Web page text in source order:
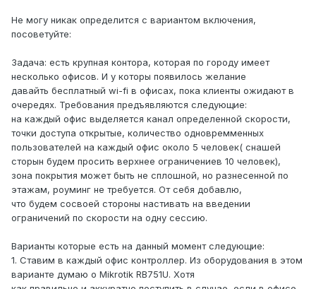
Не могу никак определится с вариантом включения,
посоветуйте:
Задача: есть крупная контора, которая по городу имеет
несколько офисов. И у которы появилось желание
давайть бесплатный wi-fi в офисах, пока клиенты ожидают в
очередях. Требования предъявляются следующие:
на каждый офис выделяется канал определенной скорости,
точки доступа открытые, количество одновремменных
пользователей на каждый офис около 5 человек( снашей
сторын будем просить верхнее ограничениев 10 человек),
зона покрытия может быть не сплошной, но разнесенной по
этажам, роуминг не требуется. От себя добавлю,
что будем сосвоей стороны настивать на введении
ограничений по скорости на одну сессию.
Варианты которые есть на данный момент следующие:
1. Ставим в каждый офис контроллер. Из оборудования в этом
варианте думаю о Mikrotik RB751U. Хотя